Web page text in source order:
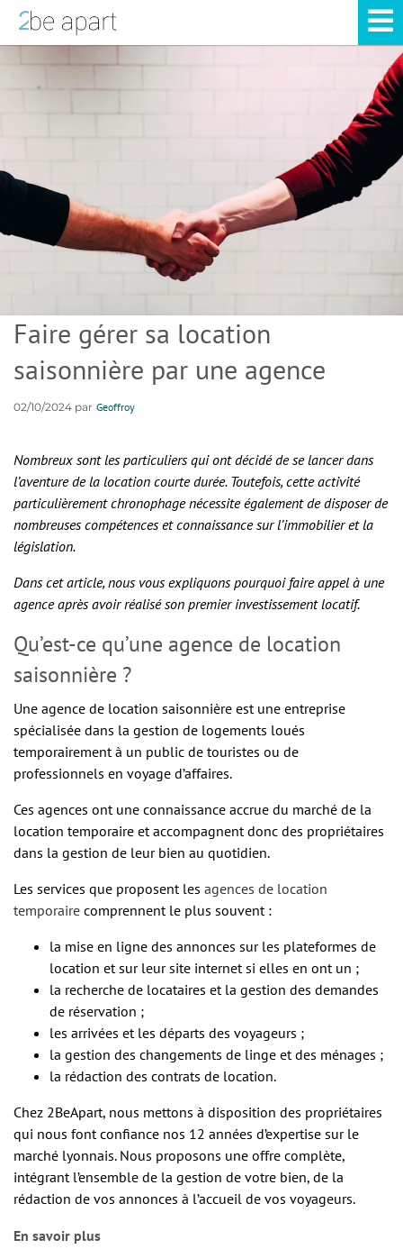
Faire gérer sa location
saisonnière par une agence
02/10/2024 par Geoffroy
Nombreux sont les particuliers qui ont décidé de se lancer dans
l’aventure de la location courte durée. Toutefois, cette activité
particulièrement chronophage nécessite également de disposer de
nombreuses compétences et connaissance sur l’immobilier et la
législation.
Dans cet article, nous vous expliquons pourquoi faire appel à une
agence après avoir réalisé son premier investissement locatif.
Qu’est-ce qu’une agence de location
saisonnière ?
Une agence de location saisonnière est une entreprise
spécialisée dans la gestion de logements loués
temporairement à un public de touristes ou de
professionnels en voyage d’affaires.
Ces agences ont une connaissance accrue du marché de la
location temporaire et accompagnent donc des propriétaires
dans la gestion de leur bien au quotidien.
Les services que proposent les agences de location
temporaire comprennent le plus souvent :
la mise en ligne des annonces sur les plateformes de
location et sur leur site internet si elles en ont un ;
la recherche de locataires et la gestion des demandes
de réservation ;
les arrivées et les départs des voyageurs ;
la gestion des changements de linge et des ménages ;
la rédaction des contrats de location.
Chez 2BeApart, nous mettons à disposition des propriétaires
qui nous font confiance nos 12 années d’expertise sur le
marché lyonnais. Nous proposons une offre complète,
intégrant l’ensemble de la gestion de votre bien, de la
rédaction de vos annonces à l’accueil de vos voyageurs.
En savoir plus